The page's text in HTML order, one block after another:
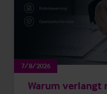
7/8/2026
Warum